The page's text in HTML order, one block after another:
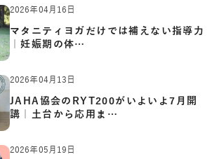
2026年04月16日
マタニティヨガだけでは補えない指導力
｜妊娠期の体…
2026年04月13日
JAHA協会のRYT200がいよいよ7月開
講｜土台から応用ま…
2026年05月19日